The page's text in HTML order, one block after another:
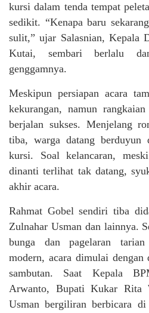
kursi dalam tenda tempat
sedikit. “Kenapa baru
sulit,” ujar Salasnian, Kepala
Kutai, sembari berlalu
genggamnya.
Meskipun persiapan acara
kekurangan, namun
berjalan sukses. Menjelang
tiba, warga datang berduyun
kursi. Soal kelancaran,
dinanti terlihat tak datang,
akhir acara.
Rahmat Gobel sendiri tiba
Zulnahar Usman dan lainnya.
bunga dan pagelaran
modern, acara dimulai dengan
sambutan. Saat Kepala
Arwanto, Bupati Kukar Rita
Usman bergiliran berbicara